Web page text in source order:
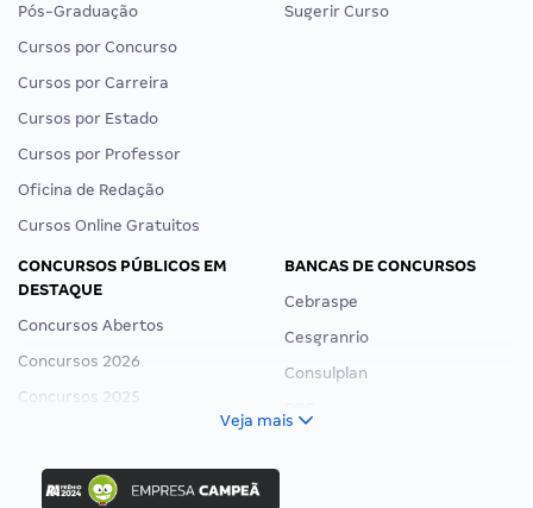
Pós-Graduação
Cursos por Concurso
Cursos por Carreira
Cursos por Estado
Cursos por Professor
Oficina de Redação
Cursos Online Gratuitos
Sugerir Curso
CONCURSOS PÚBLICOS EM
DESTAQUE
Concursos Abertos
Concursos 2026
Concursos 2025
Concurso Ibama
Concurso MPU
BANCAS DE CONCURSOS
Cebraspe
Cesgranrio
Consulplan
Veja mais